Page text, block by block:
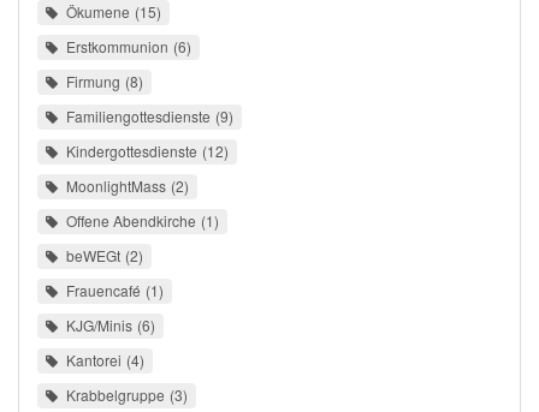
Ökumene 15
Erstkommunion 6
Firmung 8
Familiengottesdienste 9
Kindergottesdienste 12
MoonlightMass 2
Offene Abendkirche 1
beWEGt 2
Frauencafé 1
KJG/Minis 6
Kantorei 4
Krabbelgruppe 3